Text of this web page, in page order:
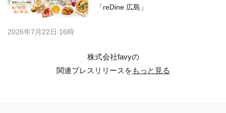
「reDine 広島」
2026年7月22日 16時
株式会社favyの
関連プレスリリースをもっと見る